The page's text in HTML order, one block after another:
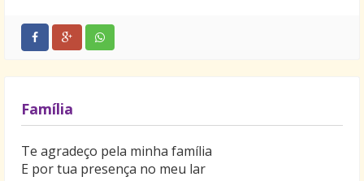
Família
Te agradeço pela minha família
E por tua presença no meu lar